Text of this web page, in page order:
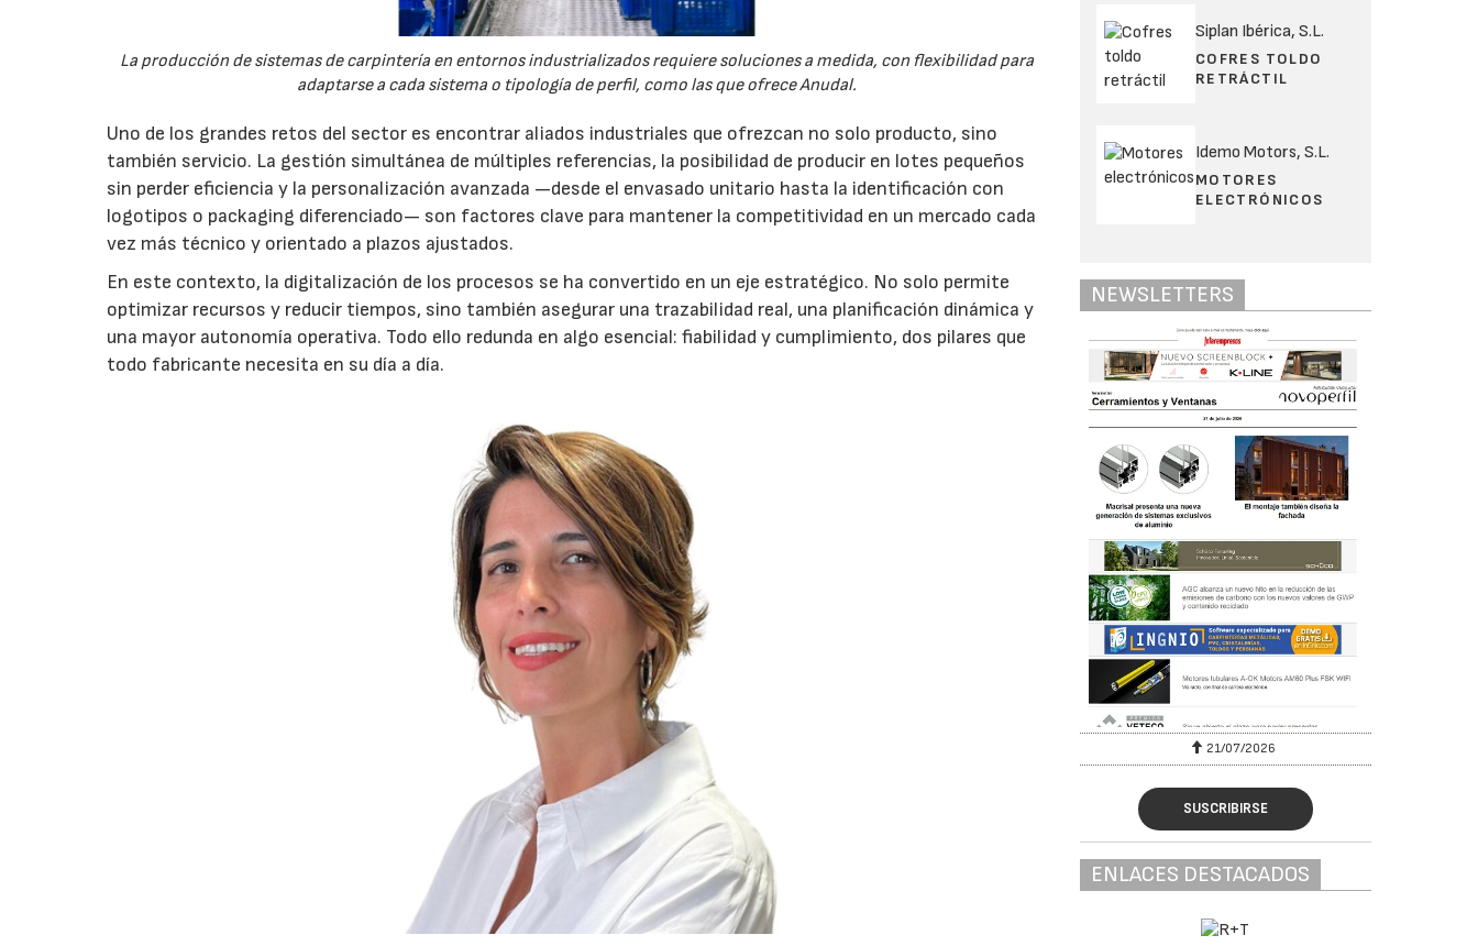
La producción de sistemas de carpintería en entornos industrializados requiere soluciones a medida, con flexibilidad para
adaptarse a cada sistema o tipología de perfil, como las que ofrece Anudal.
Uno de los grandes retos del sector es encontrar aliados industriales que ofrezcan no solo producto, sino
también servicio. La gestión simultánea de múltiples referencias, la posibilidad de producir en lotes pequeños
sin perder eficiencia y la personalización avanzada —desde el envasado unitario hasta la identificación con
logotipos o packaging diferenciado— son factores clave para mantener la competitividad en un mercado cada
vez más técnico y orientado a plazos ajustados.
En este contexto, la digitalización de los procesos se ha convertido en un eje estratégico. No solo permite
optimizar recursos y reducir tiempos, sino también asegurar una trazabilidad real, una planificación dinámica y
una mayor autonomía operativa. Todo ello redunda en algo esencial: fiabilidad y cumplimiento, dos pilares que
todo fabricante necesita en su día a día.
Siplan Ibérica, S.L.
COFRES TOLDO
RETRÁCTIL
Idemo Motors, S.L.
MOTORES
ELECTRÓNICOS
NEWSLETTERS
21/07/2026 21/07/2026
SUSCRIBIRSE
ENLACES DESTACADOS